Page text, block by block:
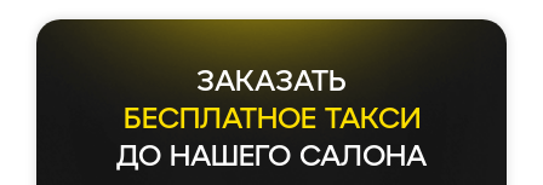
ЗАКАЗАТЬ
БЕСПЛАТНОЕ ТАКСИ
ДО НАШЕГО САЛОНА